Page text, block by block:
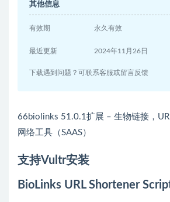
其他信息
有效期 永久有效
最近更新 2024年11月26日
下载遇到问题？可联系客服或留言反馈
66biolinks 51.0.1扩展 – 生物链接，
网络工具（SAAS）
支持Vultr安装
BioLinks URL Shortener